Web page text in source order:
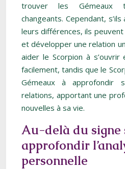
trouver les Gémeaux
changeants. Cependant,
leurs différences, ils peuvent
et développer une relation
aider le Scorpion à s’ouvrir
facilement, tandis que le
Gémeaux à approfondir
relations, apportant une
nouvelles à sa vie.
Au-delà du signe
approfondir
personnelle